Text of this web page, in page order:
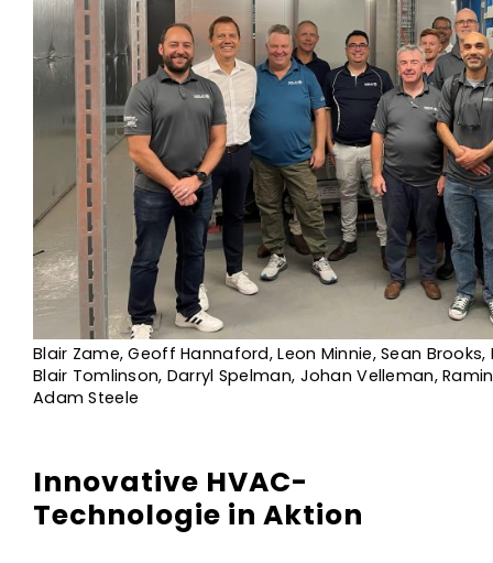
Blair Zame, Geoff Hannaford, Leon Minnie, Sean
Blair Tomlinson, Darryl Spelman, Johan Velleman,
Adam Steele
Innovative HVAC-
Technologie in Aktion